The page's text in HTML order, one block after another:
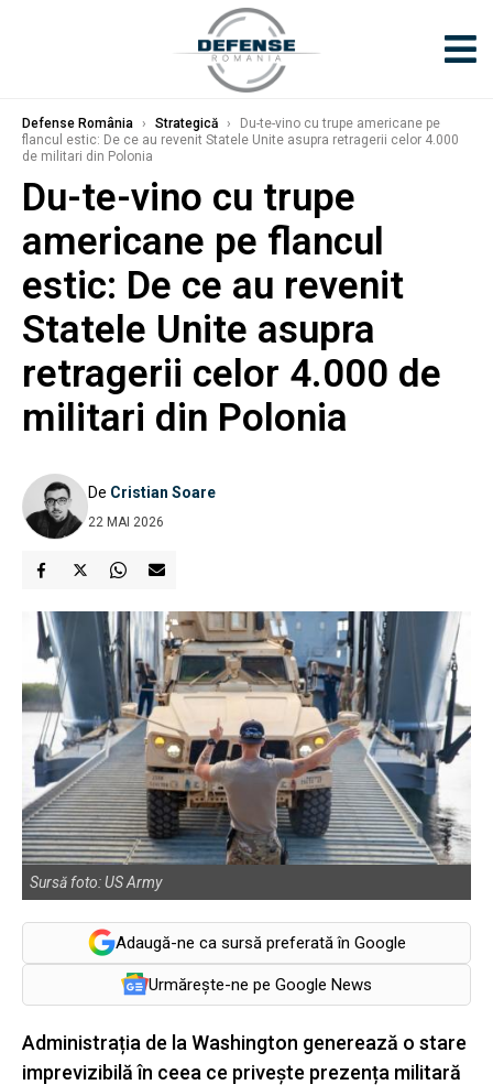
Defense România › Strategică ›
Du-te-vino cu trupe americane pe
flancul estic: De ce au revenit Statele Unite asupra retragerii celor 4.000
de militari din Polonia
Du-te-vino cu trupe
americane pe flancul
estic: De ce au revenit
Statele Unite asupra
retragerii celor 4.000 de
militari din Polonia
De Cristian Soare
22 MAI 2026
Sursă foto: US Army
Adaugă-ne ca sursă preferată în Google
Urmărește-ne pe Google News
Administrația de la Washington generează o stare
imprevizibilă în ceea ce privește prezența militară